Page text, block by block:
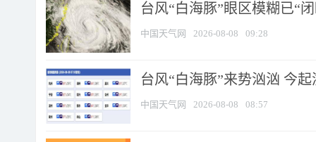
台风“白海豚”眼区模糊已“
中国天气网 2026-08-08 09:28
台风“白海豚”来势汹汹 今
中国天气网 2026-08-08 08:57